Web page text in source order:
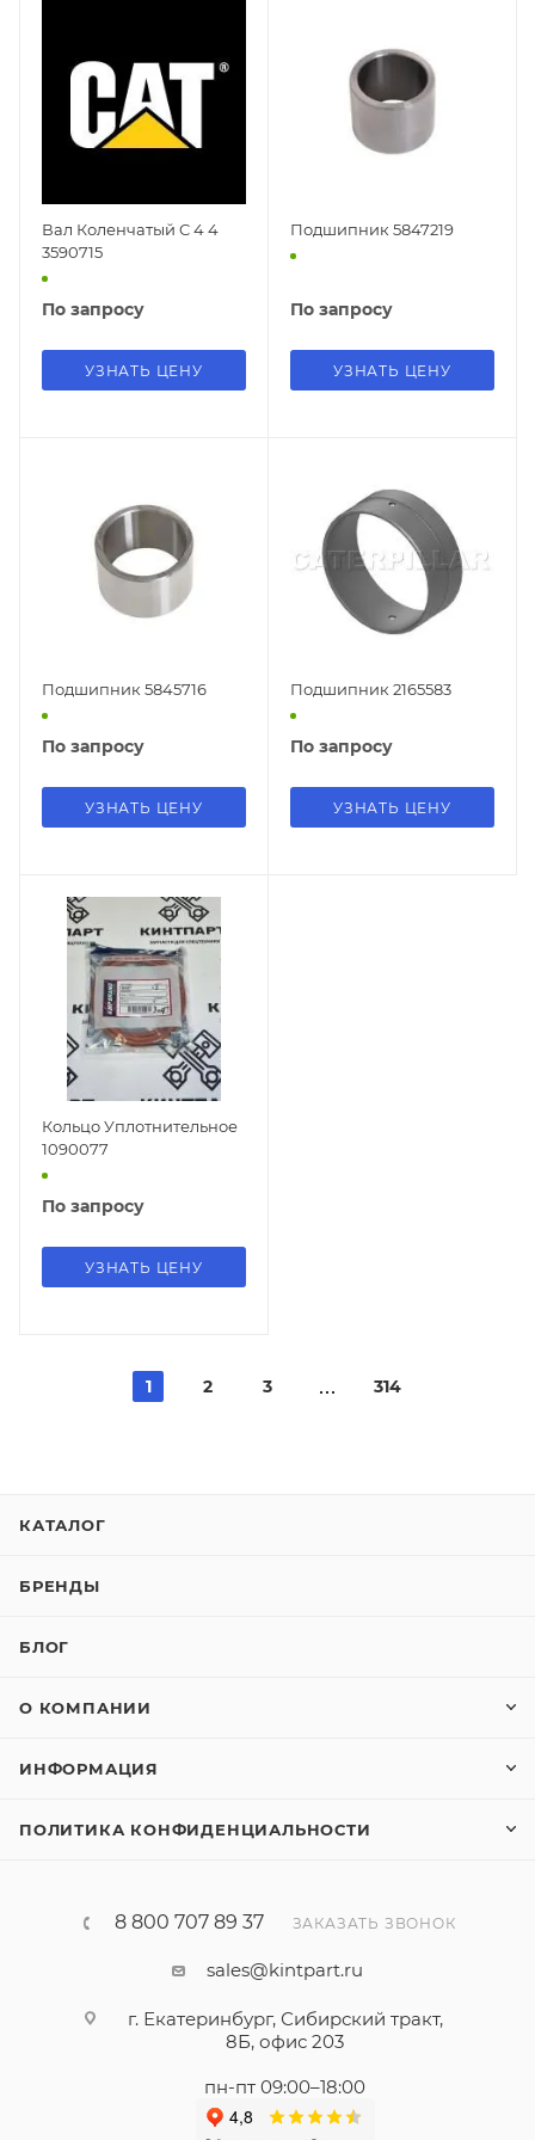
Вал Коленчатый C 4 4
3590715
По запросу
УЗНАТЬ ЦЕНУ
Подшипник 5847219
По запросу
УЗНАТЬ ЦЕНУ
Подшипник 5845716
По запросу
УЗНАТЬ ЦЕНУ
Подшипник 2165583
По запросу
УЗНАТЬ ЦЕНУ
Кольцо Уплотнительное
1090077
По запросу
УЗНАТЬ ЦЕНУ
1 2 3 314
КАТАЛОГ
БРЕНДЫ
БЛОГ
О КОМПАНИИ
ИНФОРМАЦИЯ
ПОЛИТИКА КОНФИДЕНЦИАЛЬНОСТИ
8 800 707 89 37 ЗАКАЗАТЬ ЗВОНОК
sales@kintpart.ru
г. Екатеринбург, Сибирский тракт,
8Б, офис 203
пн-пт 09:00–18:00